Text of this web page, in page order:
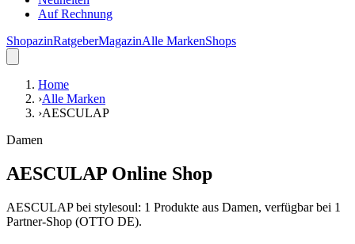
Auf Rechnung
ShopazinRatgeberMagazinAlle MarkenShops
Home
›Alle Marken
›AESCULAP
Damen
AESCULAP Online Shop
AESCULAP bei stylesoul: 1 Produkte aus Damen, verfügbar bei 1
Partner-Shop (OTTO DE).